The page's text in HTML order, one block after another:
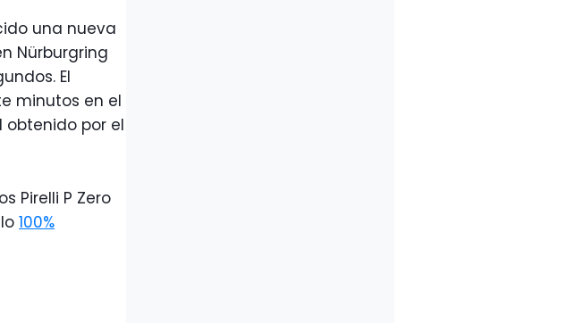
una nueva
Nürburgring
El
minutos en el
por el
Pirelli P Zero
100%